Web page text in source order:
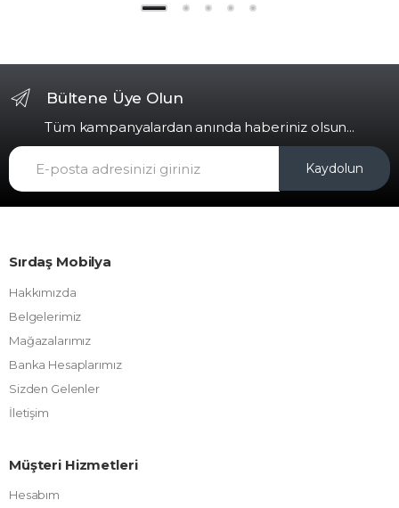
Bültene Üye Olun
Tüm kampanyalardan anında haberiniz olsun...
Kaydolun
Sırdaş Mobilya
Hakkımızda
Belgelerimiz
Mağazalarımız
Banka Hesaplarımız
Sizden Gelenler
İletişim
Müşteri Hizmetleri
Hesabım